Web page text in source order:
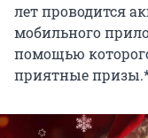
лет проводится
мобильного
помощью
приятные